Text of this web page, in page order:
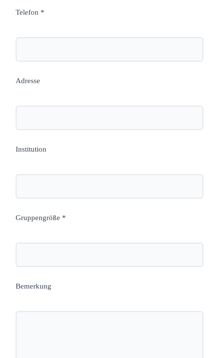
Telefon *
Adresse
Institution
Gruppengröße *
Bemerkung